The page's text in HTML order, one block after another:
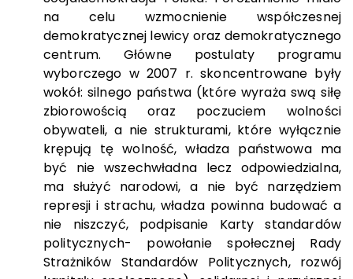
na celu wzmocnienie współczesnej
demokratycznej lewicy oraz demokratycznego
centrum. Główne postulaty programu
wyborczego w 2007 r. skoncentrowane były
wokół: silnego państwa (które wyraża swą siłę
zbiorowością oraz poczuciem wolności
obywateli, a nie strukturami, które wyłącznie
krępują tę wolność, władza państwowa ma
być nie wszechwładna lecz odpowiedzialna,
ma służyć narodowi, a nie być narzędziem
represji i strachu, władza powinna budować a
nie niszczyć, podpisanie Karty standardów
politycznych- powołanie społecznej Rady
Strażników Standardów Politycznych, rozwój